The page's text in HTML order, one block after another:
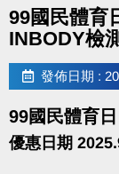
【曾任職】
中和運動中心
2017台新銀行
2015-2019貫
韓風K-POP是
的運動！
99國民體育
INBODY檢
發佈日期 :
99國民體育日
優惠日期